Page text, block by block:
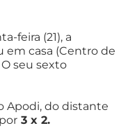
feira (21), a
em casa (Centro de
seu sexto
Apodi, do distante
3 x 2.